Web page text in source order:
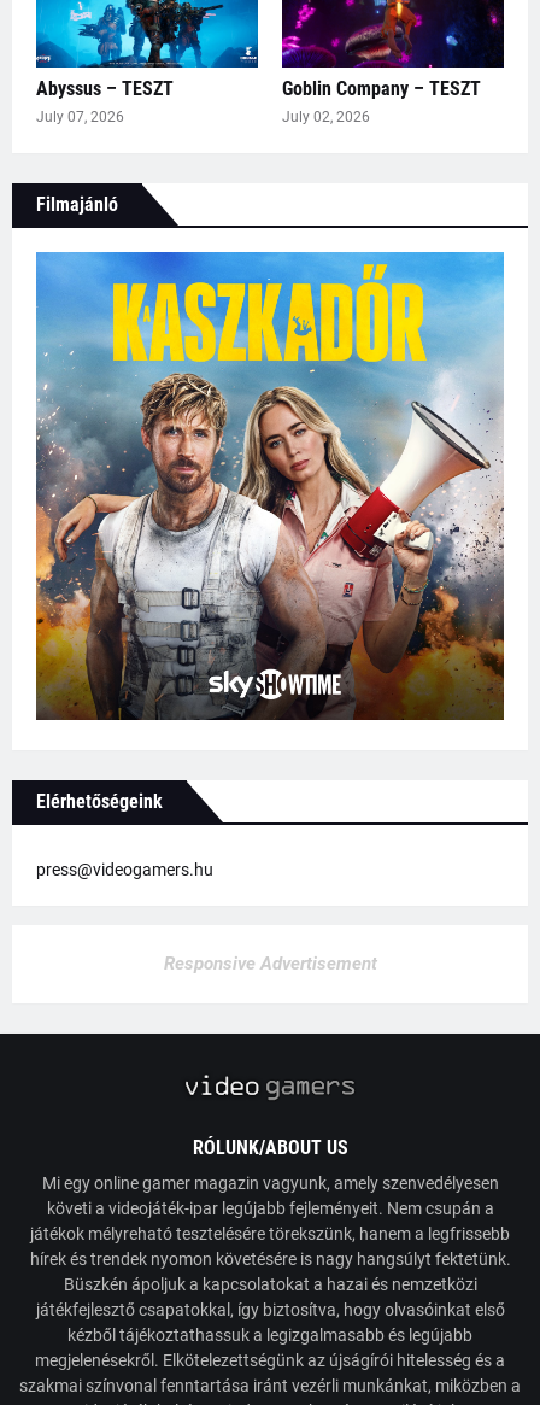
Abyssus – TESZT
July 07, 2026
Goblin Company – TESZT
July 02, 2026
Filmajánló
Elérhetőségeink
press@videogamers.hu
Responsive Advertisement
RÓLUNK/ABOUT US
Mi egy online gamer magazin vagyunk, amely szenvedélyesen
követi a videojáték-ipar legújabb fejleményeit. Nem csupán a
játékok mélyreható tesztelésére törekszünk, hanem a legfrissebb
hírek és trendek nyomon követésére is nagy hangsúlyt fektetünk.
Büszkén ápoljuk a kapcsolatokat a hazai és nemzetközi
játékfejlesztő csapatokkal, így biztosítva, hogy olvasóinkat első
kézből tájékoztathassuk a legizgalmasabb és legújabb
megjelenésekről. Elkötelezettségünk az újságírói hitelesség és a
szakmai színvonal fenntartása iránt vezérli munkánkat, miközben a